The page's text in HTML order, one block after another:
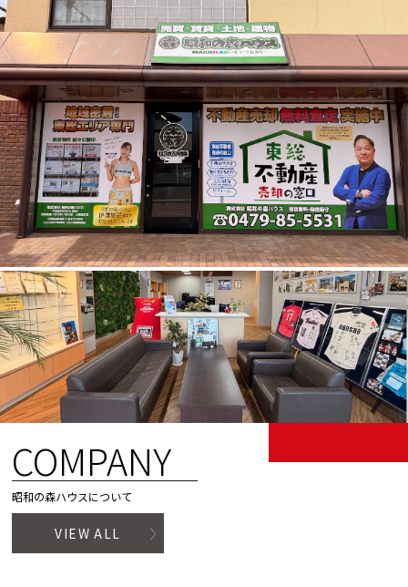
COMPANY
昭和の森ハウスについて
VIEW ALL